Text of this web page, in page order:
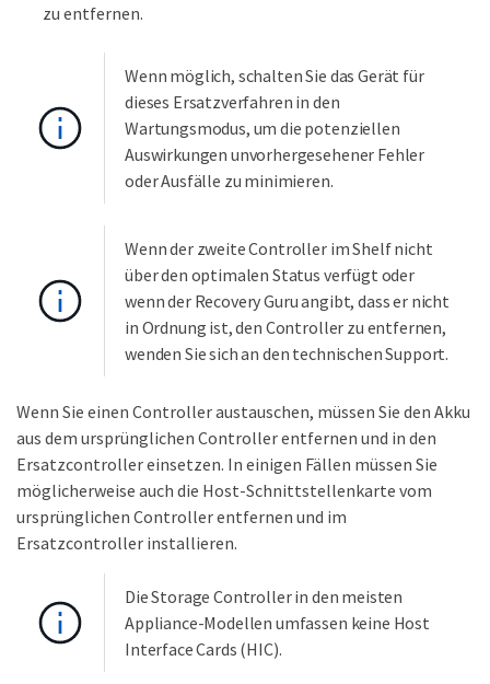
zu entfernen.
Wenn möglich, schalten Sie das Gerät für
dieses Ersatzverfahren in den
Wartungsmodus, um die potenziellen
Auswirkungen unvorhergesehener Fehler
oder Ausfälle zu minimieren.
Wenn der zweite Controller im Shelf nicht
über den optimalen Status verfügt oder
wenn der Recovery Guru angibt, dass er nicht
in Ordnung ist, den Controller zu entfernen,
wenden Sie sich an den technischen Support.
Wenn Sie einen Controller austauschen, müssen Sie den Akku
aus dem ursprünglichen Controller entfernen und in den
Ersatzcontroller einsetzen. In einigen Fällen müssen Sie
möglicherweise auch die Host-Schnittstellenkarte vom
ursprünglichen Controller entfernen und im
Ersatzcontroller installieren.
Die Storage Controller in den meisten
Appliance-Modellen umfassen keine Host
Interface Cards (HIC).